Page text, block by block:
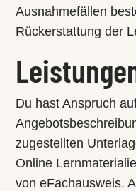
Ausnahmefällen
Rückerstattung der
Du hast Anspruch
zugestellten
Online
von eFachausweis.